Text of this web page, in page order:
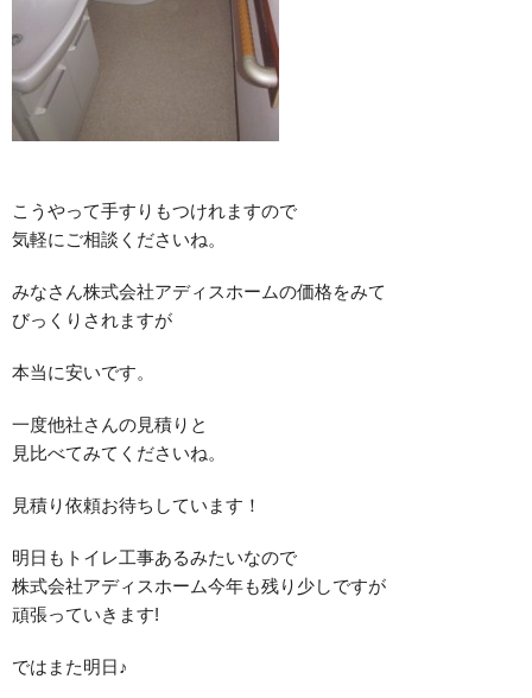
こうやって手すりもつけれますので
気軽にご相談くださいね。
みなさん株式会社アディスホームの価格をみて
びっくりされますが
本当に安いです。
一度他社さんの見積りと
見比べてみてくださいね。
見積り依頼お待ちしています！
明日もトイレ工事あるみたいなので
株式会社アディスホーム今年も残り少しですが
頑張っていきます!
ではまた明日♪